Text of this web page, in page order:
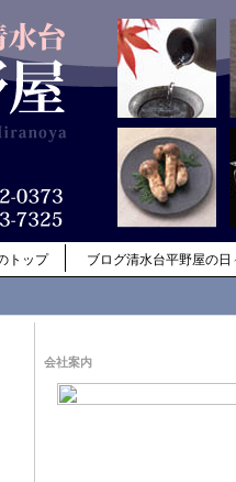
トップ ブログ清水台平野屋の日
会社案内